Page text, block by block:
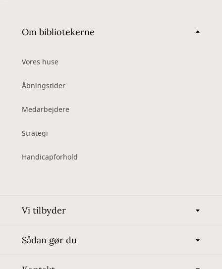
Om bibliotekerne
Vores huse
Åbningstider
Medarbejdere
Strategi
Handicapforhold
Vi tilbyder
Sådan gør du